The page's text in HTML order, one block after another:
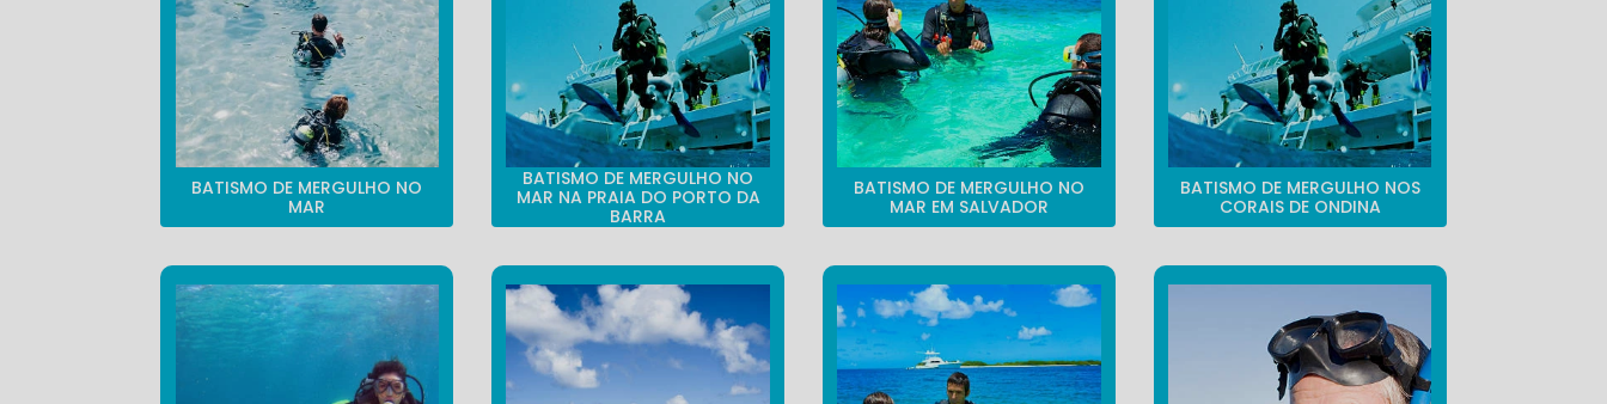
BATISMO DE MERGULHO NO
MAR
BATISMO DE MERGULHO NO
MAR NA PRAIA DO PORTO DA
BARRA
BATISMO DE MERGULHO NO
MAR EM SALVADOR
BATISMO DE MERGULHO NOS
CORAIS DE ONDINA